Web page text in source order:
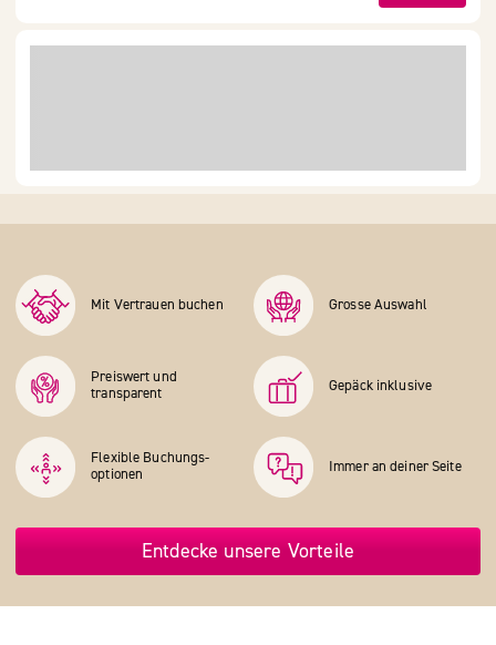
Mit Vertrauen buchen Grosse Auswahl
Preiswert und
transparent
Gepäck inklusive
Flexible Buchungs­
optionen
Immer an deiner Seite
Entdecke unsere Vorteile